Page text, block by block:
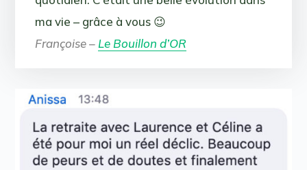
ma vie – grâce à vous 😉
Françoise – Le Bouillon d’OR